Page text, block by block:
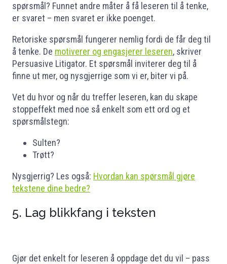
spørsmål? Funnet andre måter å få leseren til å tenke,
er svaret – men svaret er ikke poenget.
Retoriske spørsmål fungerer nemlig fordi de får deg til
å tenke. De motiverer og engasjerer leseren, skriver
Persuasive Litigator. Et spørsmål inviterer deg til å
finne ut mer, og nysgjerrige som vi er, biter vi på.
Vet du hvor og når du treffer leseren, kan du skape
stoppeffekt med noe så enkelt som ett ord og et
spørsmålstegn:
Sulten?
Trøtt?
Nysgjerrig? Les også: Hvordan kan spørsmål gjøre
tekstene dine bedre?
5. Lag blikkfang i teksten
Gjør det enkelt for leseren å oppdage det du vil – pass